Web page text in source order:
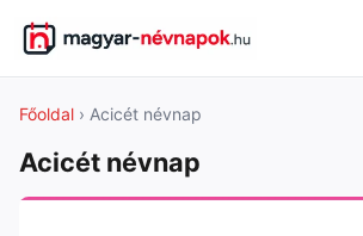
Főoldal › Acicét névnap
Acicét névnap